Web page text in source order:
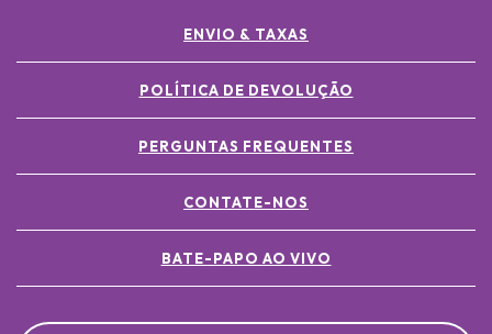
ENVIO & TAXAS
POLÍTICA DE DEVOLUÇÃO
PERGUNTAS FREQUENTES
CONTATE-NOS
BATE-PAPO AO VIVO